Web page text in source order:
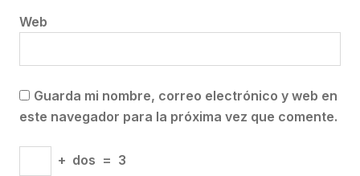
Web
Guarda mi nombre, correo electrónico y web en
este navegador para la próxima vez que comente.
+ dos = 3